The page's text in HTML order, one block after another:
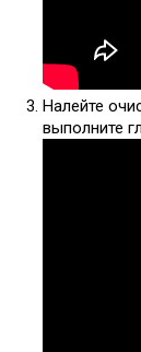
Налейте
выполните